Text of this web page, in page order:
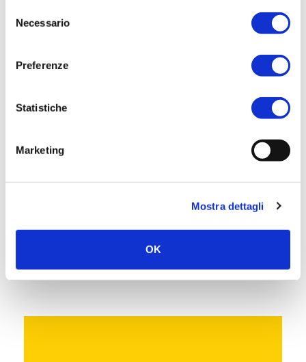
delNecessario
Preferenze
Statistiche
Marketing
Mostra dettagli
OK